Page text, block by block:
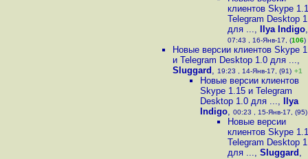
клиентов Skype
Telegram Desktop
для ..., Ilya Indigo,
07:43 , 16-Янв-17, (106)
Новые версии клиентов Skype
и Telegram Desktop 1.0 для ...,
Sluggard , 19:23 , 14-Янв-17, (91) +1
Новые версии клиентов
Skype 1.15 и Telegram
Desktop 1.0 для ...,
Ilya
Indigo, 00:23 , 15-Янв-17, (95)
Новые версии
клиентов Skype
Telegram Desktop
для ..., Sluggard ,